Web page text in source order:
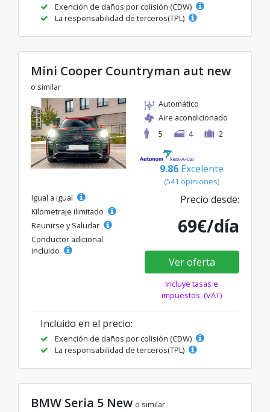
Exención de daños por colisión (CDW)
La responsabilidad de terceros(TPL)
Mini Cooper Countryman aut new
o similar
Automático
Aire acondicionado
5
4 2
9.86 Excelente
(541 opiniones)
Igual a igual
Kilometraje ilimitado
Reunirse y Saludar
Conductor adicional
incluido
Precio desde:
69€/día
Ver oferta
Incluye tasas e
impuestos. (VAT)
Incluido en el precio:
Exención de daños por colisión (CDW)
La responsabilidad de terceros(TPL)
BMW Seria 5 New o similar